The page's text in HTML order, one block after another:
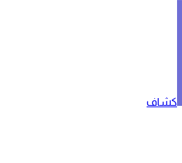
كشاف